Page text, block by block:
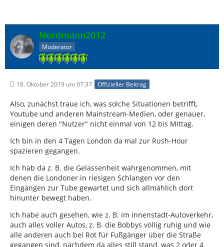
Nordmann2012
Moderator
18. Oktober 2019 um 07:37 Offizieller Beitrag
Also, zunächst traue ich, was solche Situationen betrifft,
Youtube und anderen Mainstream-Medien, oder genauer,
einigen deren "Nutzer" nicht einmal von 12 bis Mittag.
Ich bin in den 4 Tagen London da mal zur Rush-Hour
spazieren gegangen.
Ich hab da z. B. die Gelassenheit wahrgenommen, mit
denen die Londoner in riesigen Schlangen vor den
Eingängen zur Tube gewartet und sich allmählich dort
hinunter bewegt haben.
Ich habe auch gesehen, wie z. B. im Innenstadt-Autoverkehr,
auch alles voller Autos, z. B. die Bobbys völlig ruhig und wie
alle anderen auch bei Rot für Fußgänger über die Straße
gegangen sind, nachdem da alles still stand, was 2 oder 4